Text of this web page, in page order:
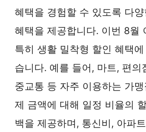
혜택을 경험할 수 있도록 다
혜택을 제공합니다. 이번 8월
특히 생활 밀착형 할인 혜택
습니다. 예를 들어, 마트, 편의
중교통 등 자주 이용하는 가
제 금액에 대해 일정 비율의
백을 제공하며, 통신비, 아파